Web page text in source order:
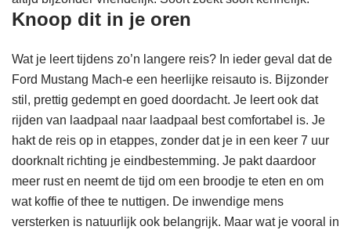
Knoop dit in je oren
Wat je leert tijdens zo’n langere reis? In ieder geval dat de
Ford Mustang Mach-e een heerlijke reisauto is. Bijzonder
stil, prettig gedempt en goed doordacht. Je leert ook dat
rijden van laadpaal naar laadpaal best comfortabel is. Je
hakt de reis op in etappes, zonder dat je in een keer 7 uur
doorknalt richting je eindbestemming. Je pakt daardoor
meer rust en neemt de tijd om een broodje te eten en om
wat koffie of thee te nuttigen. De inwendige mens
versterken is natuurlijk ook belangrijk. Maar wat je vooral in